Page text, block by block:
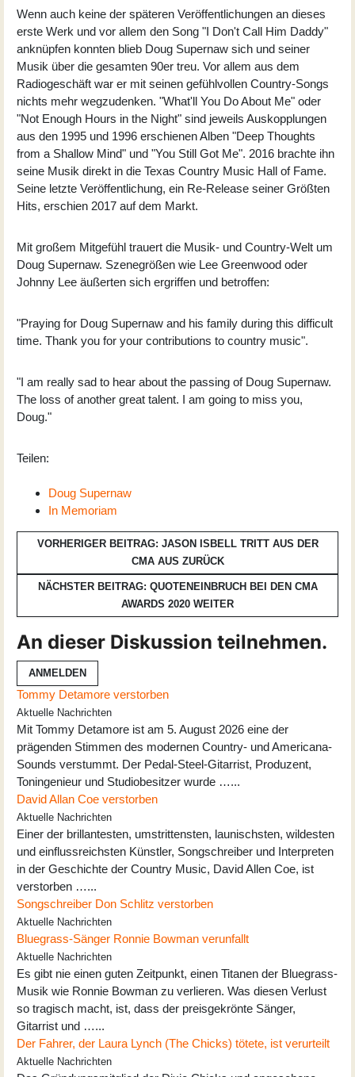
Wenn auch keine der späteren Veröffentlichungen an dieses
erste Werk und vor allem den Song "I Don't Call Him Daddy"
anknüpfen konnten blieb Doug Supernaw sich und seiner
Musik über die gesamten 90er treu. Vor allem aus dem
Radiogeschäft war er mit seinen gefühlvollen Country-Songs
nichts mehr wegzudenken. "What'll You Do About Me" oder
"Not Enough Hours in the Night" sind jeweils Auskopplungen
aus den 1995 und 1996 erschienen Alben "Deep Thoughts
from a Shallow Mind" und "You Still Got Me". 2016 brachte ihn
seine Musik direkt in die Texas Country Music Hall of Fame.
Seine letzte Veröffentlichung, ein Re-Release seiner Größten
Hits, erschien 2017 auf dem Markt.
Mit großem Mitgefühl trauert die Musik- und Country-Welt um
Doug Supernaw. Szenegrößen wie Lee Greenwood oder
Johnny Lee äußerten sich ergriffen und betroffen:
"Praying for Doug Supernaw and his family during this difficult
time. Thank you for your contributions to country music".
"I am really sad to hear about the passing of Doug Supernaw.
The loss of another great talent. I am going to miss you,
Doug."
Teilen:
Doug Supernaw
In Memoriam
VORHERIGER BEITRAG: JASON ISBELL TRITT AUS DER
CMA AUS ZURÜCK
NÄCHSTER BEITRAG: QUOTENEINBRUCH BEI DEN CMA
AWARDS 2020 WEITER
An dieser Diskussion teilnehmen.
ANMELDEN
Tommy Detamore verstorben
Aktuelle Nachrichten
Mit Tommy Detamore ist am 5. August 2026 eine der
prägenden Stimmen des modernen Country- und Americana-
Sounds verstummt. Der Pedal-Steel-Gitarrist, Produzent,
Toningenieur und Studiobesitzer wurde …...
David Allan Coe verstorben
Aktuelle Nachrichten
Einer der brillantesten, umstrittensten, launischsten, wildesten
und einflussreichsten Künstler, Songschreiber und Interpreten
in der Geschichte der Country Music, David Allen Coe, ist
verstorben …...
Songschreiber Don Schlitz verstorben
Aktuelle Nachrichten
Bluegrass-Sänger Ronnie Bowman verunfallt
Aktuelle Nachrichten
Es gibt nie einen guten Zeitpunkt, einen Titanen der Bluegrass-
Musik wie Ronnie Bowman zu verlieren. Was diesen Verlust
so tragisch macht, ist, dass der preisgekrönte Sänger,
Gitarrist und …...
Der Fahrer, der Laura Lynch (The Chicks) tötete, ist verurteilt
Aktuelle Nachrichten